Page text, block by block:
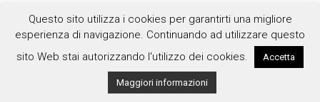
Questo sito utilizza i cookies per garantirti una migliore
esperienza di navigazione. Continuando ad utilizzare questo
sito Web stai autorizzando l'utilizzo dei cookies.
Accetta
Maggiori informazioni